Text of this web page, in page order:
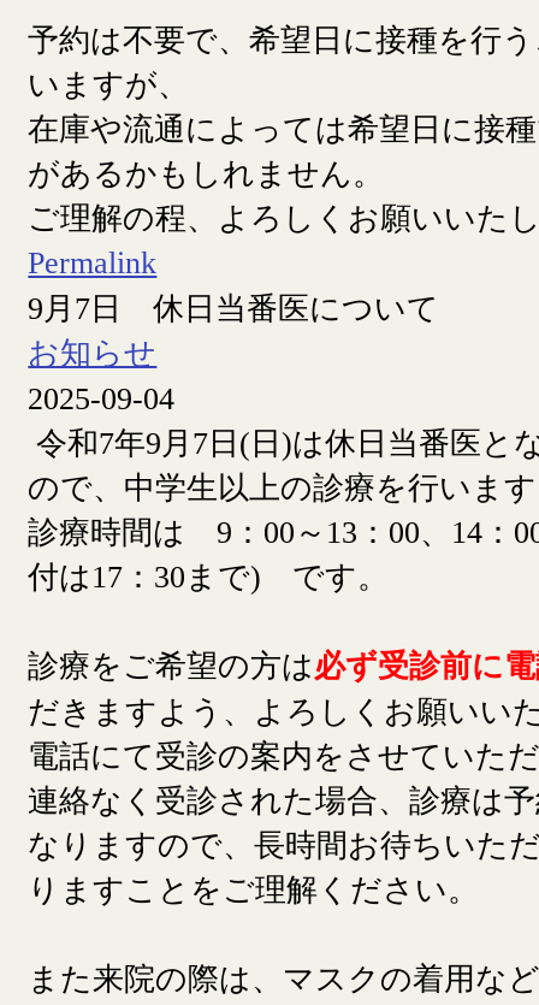
予約は不要で、希望日に接種を行
いますが、
在庫や流通によっては希望日に接
があるかもしれません。
ご理解の程、よろしくお願いいた
Permalink
9月7日 休日当番医について
お知らせ
2025-09-04
令和7年9月7日(日)は休日当番医と
ので、中学生以上の診療を行います
診療時間は 9：00～13：00、14：
付は17：30まで) です。
診療をご希望の方は必ず受診前に
だきますよう、よろしくお願いい
電話にて受診の案内をさせていた
連絡なく受診された場合、診療は
なりますので、長時間お待ちいた
りますことをご理解ください。
また来院の際は、マスクの着用な